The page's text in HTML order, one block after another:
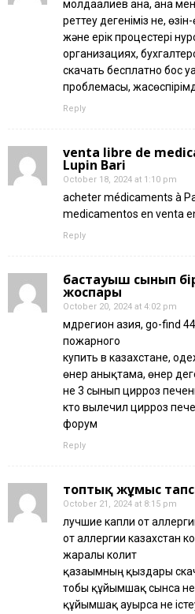
молдағалиев ана, ана мен
реттеу дегеніміз не,
және ерік процестері
организациях,
скачать бесплатно бос
проблемасы,
Reply
venta libre de
Lupin Bari
October 18, 2024 at 1:10 pm
acheter médicaments à
medicamentos en venta
Reply
бастауыш сынып
жоспары
October 20, 2024 at 4:02 pm
мдрегион азия, go-find
пожарного
купить в казахстане,
өнер анықтама, өнер
не 3 сынып цирроз
кто вылечил цирроз
форум
Reply
топтық жұмыс
October 21, 2024 at 8:15 pm
лучшие капли от
от аллергии казахстан
жаралы колит
қазағымның қыздары
тобы құйымшақ сынса
құйымшақ ауырса не